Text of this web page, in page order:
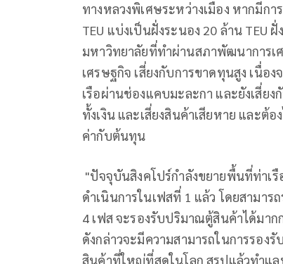
ทางหลวงพิเศษระหว่างเมือง หากมีก
TEU แบ่งเป็นฝั่งระนอง 20 ล้าน TEU
มหาวิทยาลัยที่ทำผ่านสภาพัฒนาการเ
เศรษฐกิจ เสี่ยงกับการขาดทุนสูง เนื่อ
เรือผ่านช่องแคบมะละกา และยังเสี่ยง
ทั้งเงิน และเสี่ยงสินค้าเสียหาย และต้
ค่ากับต้นทุน
"ปัจจุบันสิงคโปร์กำลังขยายพื้นที่ท่าเรื
ดำเนินการในเฟสที่ 1 แล้ว โดยสามาร
4 เฟส จะรองรับปริมาณตู้สินค้าได้มาก
ดังกล่าวจะมีความสามารถในการรอง
สินค้าที่ใหญ่ที่สุดในโลก สรุปแล้วทำแล